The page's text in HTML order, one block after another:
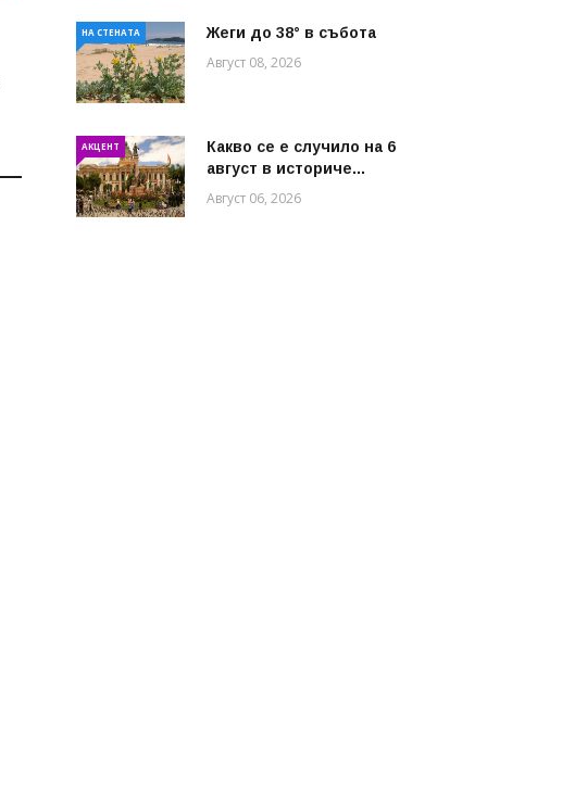
НА СТЕНАТА Жеги до 38° в събота
Август 08, 2026
АКЦЕНТ
Какво се е случило на 6
август в историче...
Август 06, 2026